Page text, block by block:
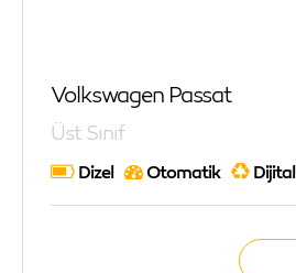
Volkswagen Passat
Üst Sınıf
Dizel Otomatik Dijital